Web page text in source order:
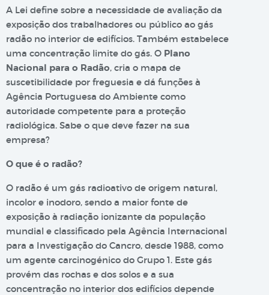
A Lei define sobre a necessidade de avaliação da
exposição dos trabalhadores ou público ao gás
radão no interior de edifícios. Também estabelece
uma concentração limite do gás. O Plano
Nacional para o Radão, cria o mapa de
suscetibilidade por freguesia e dá funções à
Agência Portuguesa do Ambiente como
autoridade competente para a proteção
radiológica. Sabe o que deve fazer na sua
empresa?
O que é o radão?
O radão é um gás radioativo de origem natural,
incolor e inodoro, sendo a maior fonte de
exposição à radiação ionizante da população
mundial e classificado pela Agência Internacional
para a Investigação do Cancro, desde 1988, como
um agente carcinogénico do Grupo 1. Este gás
provém das rochas e dos solos e a sua
concentração no interior dos edifícios depende